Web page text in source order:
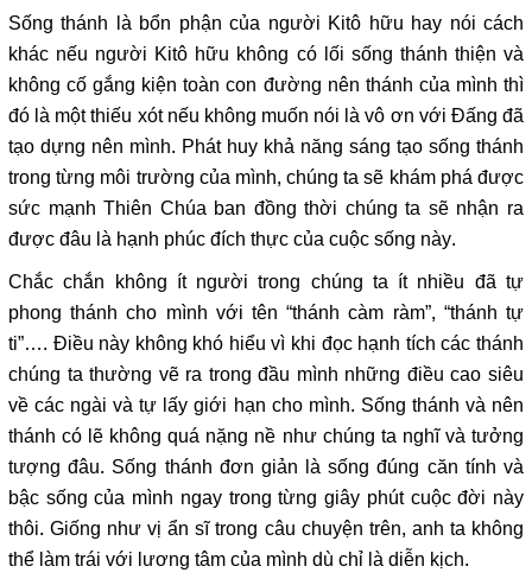
Sống thánh là bổn phận của người Kitô hữu hay nói cách
khác nếu người Kitô hữu không có lối sống thánh thiện và
không cố gắng kiện toàn con đường nên thánh của mình thì
đó là một thiếu xót nếu không muốn nói là vô ơn với Đấng đã
tạo dựng nên mình. Phát huy khả năng sáng tạo sống thánh
trong từng môi trường của mình, chúng ta sẽ khám phá được
sức mạnh Thiên Chúa ban đồng thời chúng ta sẽ nhận ra
được đâu là hạnh phúc đích thực của cuộc sống này.
Chắc chắn không ít người trong chúng ta ít nhiều đã tự
phong thánh cho mình với tên “thánh càm ràm”, “thánh tự
ti”…. Điều này không khó hiểu vì khi đọc hạnh tích các thánh
chúng ta thường vẽ ra trong đầu mình những điều cao siêu
về các ngài và tự lấy giới hạn cho mình. Sống thánh và nên
thánh có lẽ không quá nặng nề như chúng ta nghĩ và tưởng
tượng đâu. Sống thánh đơn giản là sống đúng căn tính và
bậc sống của mình ngay trong từng giây phút cuộc đời này
thôi. Giống như vị ẩn sĩ trong câu chuyện trên, anh ta không
thể làm trái với lương tâm của mình dù chỉ là diễn kịch.